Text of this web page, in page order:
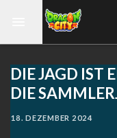
DIE JAGD IST
DIE
18. DEZEMBER 2024